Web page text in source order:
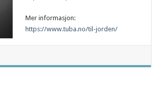
Mer informasjon:
https://www.tuba.no/til-jorden/